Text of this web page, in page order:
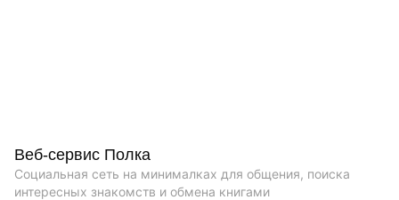
Веб-сервис Полка
Социальная сеть на минималках для общения, поиска
интересных знакомств и обмена книгами